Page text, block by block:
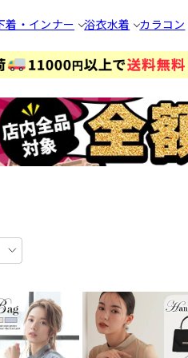
着・インナー 浴衣水着 カラコン